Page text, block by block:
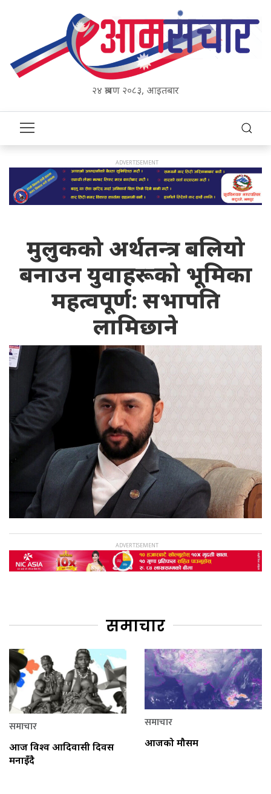
२४ श्रावण २०८३, आइतबार
मुलुकको अर्थतन्त्र बलियो
बनाउन युवाहरूको भूमिका
महत्वपूर्ण: सभापति
लामिछाने
समाचार
समाचार
आज विश्व आदिवासी दिवस
मनाइँदै
समाचार
आजको मौसम